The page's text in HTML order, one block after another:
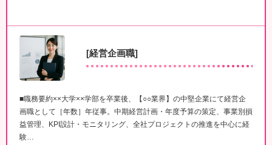
[経営企画職]
■職務要約××大学××学部を卒業後、【○○業界】の中堅企業にて経営企
画職として［年数］年従事。中期経営計画・年度予算の策定、事業別損
益管理、KPI設計・モニタリング、全社プロジェクトの推進を中心に経
験…